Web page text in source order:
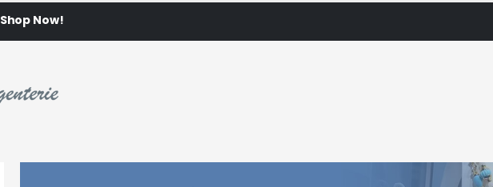
Shop Now!